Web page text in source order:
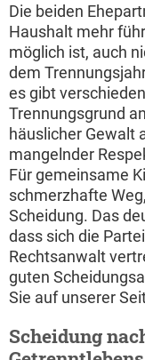
Die beiden
Haushalt mehr
möglich ist, auch
dem
es gibt
Trennungsgrund
häuslicher Gewalt
mangelnder
Für gemeinsame
schmerzhafte
Scheidung. Das
dass sich die
Rechtsanwalt
guten
Sie auf unserer
Scheidung